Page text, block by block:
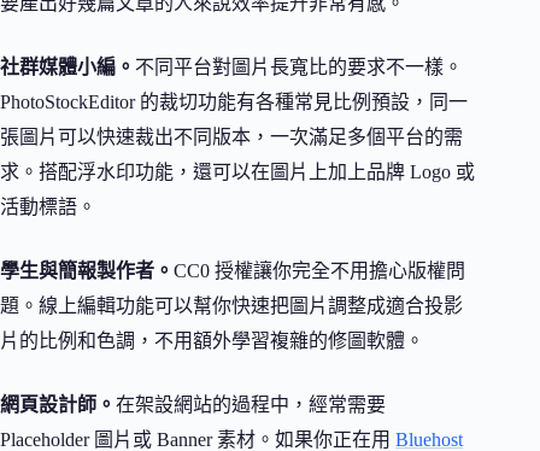
社群媒體小編。 不同平台對圖片長寬比的要求不一樣。
PhotoStockEditor 的裁切功能有各種常見比例預設，同一
張圖片可以快速裁出不同版本，一次滿足多個平台的需
求。搭配浮水印功能，還可以在圖片上加上品牌 Logo 或
活動標語。
學生與簡報製作者。 CC0 授權讓你完全不用擔心版權問
題。線上編輯功能可以幫你快速把圖片調整成適合投影
片的比例和色調，不用額外學習複雜的修圖軟體。
網頁設計師。 在架設網站的過程中，經常需要
Placeholder 圖片或 Banner 素材。如果你正在用 Bluehost